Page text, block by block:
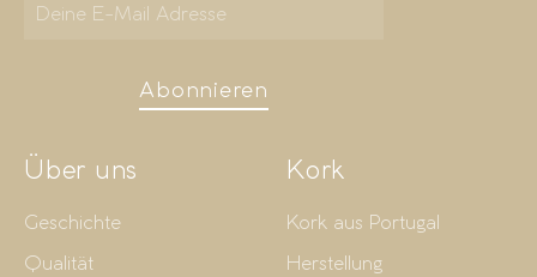
Abonnieren
Über uns
Geschichte
Qualität
Kork
Kork aus Portugal
Herstellung